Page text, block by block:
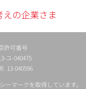
の企業さま
許可番号
ユ-040475
13-040596
ーマークを取得しています。